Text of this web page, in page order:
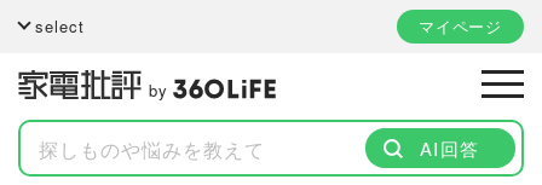
select マイページ
by
AI回答